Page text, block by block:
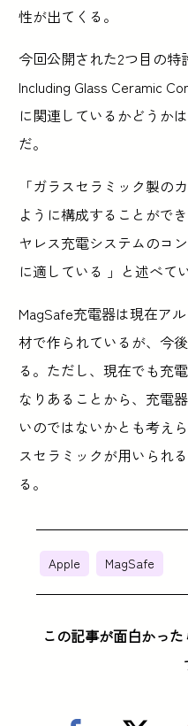
性が出てくる。
今回公開された2つ目の特
Including Glass Ceramic
に関連しているかどうか
だ。
「ガラスセラミック製の
ように構成することがで
ヤレス充電システムのコ
に適している 」と述べて
MagSafe充電器は現在ア
材で作られているが、今
る。ただし、現在でも充
なりあることから、充電
いのではないかとも考え
スセラミックが用いられ
る。
Apple MagSafe
この記事が面白かっ